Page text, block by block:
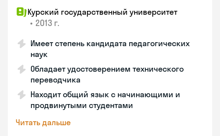
Курский государственный университет
• 2013 г.
Имеет степень кандидата педагогических
наук
Обладает удостоверением технического
переводчика
Находит общий язык с начинающими и
продвинутыми студентами
Читать дальше